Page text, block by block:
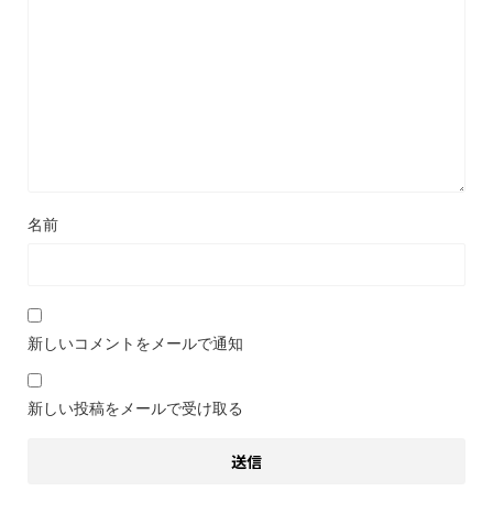
名前
新しいコメントをメールで通知
新しい投稿をメールで受け取る